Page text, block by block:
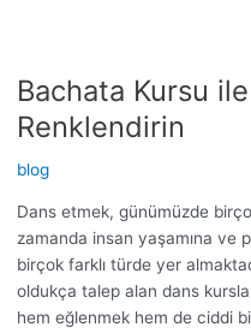
Bachata Kursu ile
Renklendirin
blog
Dans etmek, günümüzde
zamanda insan yaşamına ve
birçok farklı türde yer
oldukça talep alan dans
hem eğlenmek hem de ciddi